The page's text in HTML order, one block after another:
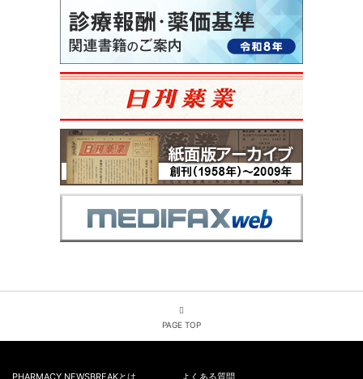
PAGE TOP
PHARMACY NEWSBREAKとは よくある質問